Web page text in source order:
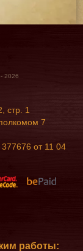
2026
стр. 1
7
от 11 04
работы: